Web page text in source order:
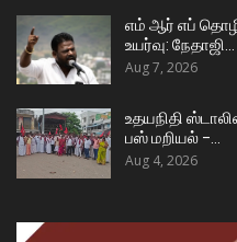
எம் ஆர் எப்
உயர்வு: நேதாஜி…
Aug 7, 2026
உதயநிதி
பஸ் மறியல் –…
Aug 4, 2026